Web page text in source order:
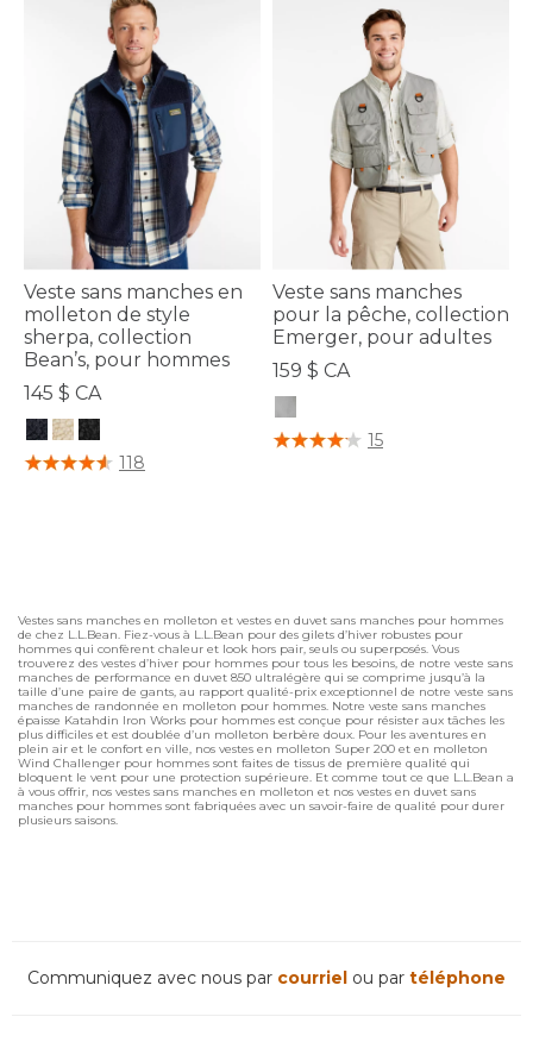
Veste sans manches en
molleton de style
sherpa, collection
Bean’s, pour hommes
145 $ CA
4,3 sur 5 Évaluation des clients
118
Veste sans manches
pour la pêche, collection
Emerger, pour adultes
159 $ CA
4,1 sur 5 Évaluation des clients
15
Vestes sans manches en molleton et vestes en duvet sans manches pour hommes
de chez L.L.Bean. Fiez-vous à L.L.Bean pour des gilets d’hiver robustes pour
hommes qui confèrent chaleur et look hors pair, seuls ou superposés. Vous
trouverez des vestes d’hiver pour hommes pour tous les besoins, de notre veste sans
manches de performance en duvet 850 ultralégère qui se comprime jusqu’à la
taille d’une paire de gants, au rapport qualité-prix exceptionnel de notre veste sans
manches de randonnée en molleton pour hommes. Notre veste sans manches
épaisse Katahdin Iron Works pour hommes est conçue pour résister aux tâches les
plus difficiles et est doublée d’un molleton berbère doux. Pour les aventures en
plein air et le confort en ville, nos vestes en molleton Super 200 et en molleton
Wind Challenger pour hommes sont faites de tissus de première qualité qui
bloquent le vent pour une protection supérieure. Et comme tout ce que L.L.Bean a
à vous offrir, nos vestes sans manches en molleton et nos vestes en duvet sans
manches pour hommes sont fabriquées avec un savoir-faire de qualité pour durer
plusieurs saisons.
Communiquez avec nous par courriel ou par téléphone